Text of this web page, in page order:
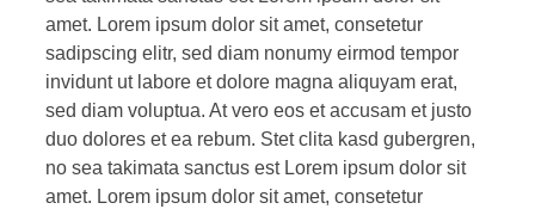
amet. Lorem ipsum dolor sit amet, consetetur
sadipscing elitr, sed diam nonumy eirmod tempor
invidunt ut labore et dolore magna aliquyam erat,
sed diam voluptua. At vero eos et accusam et justo
duo dolores et ea rebum. Stet clita kasd gubergren,
no sea takimata sanctus est Lorem ipsum dolor sit
amet. Lorem ipsum dolor sit amet, consetetur